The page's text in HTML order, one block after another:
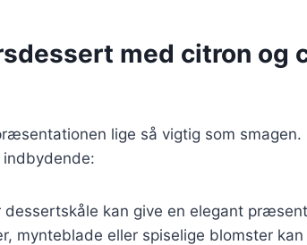
med citron og
lige så vigtig som smagen.
dessertskåle kan give en elegant
mynteblade eller spiselige blomster